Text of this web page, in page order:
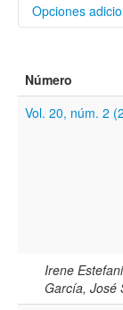
Opciones
Título
Archivo(s)
Número
Vol. 20, núm. 2
Irene
García, José